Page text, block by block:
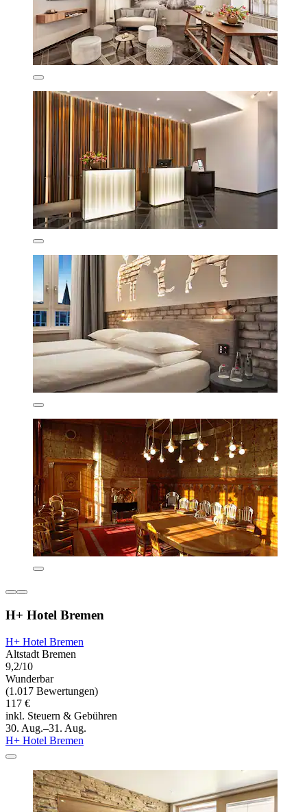
H+ Hotel Bremen
H+ Hotel Bremen
Altstadt Bremen
9,2/10
Wunderbar
(1.017 Bewertungen)
117 €
inkl. Steuern & Gebühren
30. Aug.–31. Aug.
H+ Hotel Bremen